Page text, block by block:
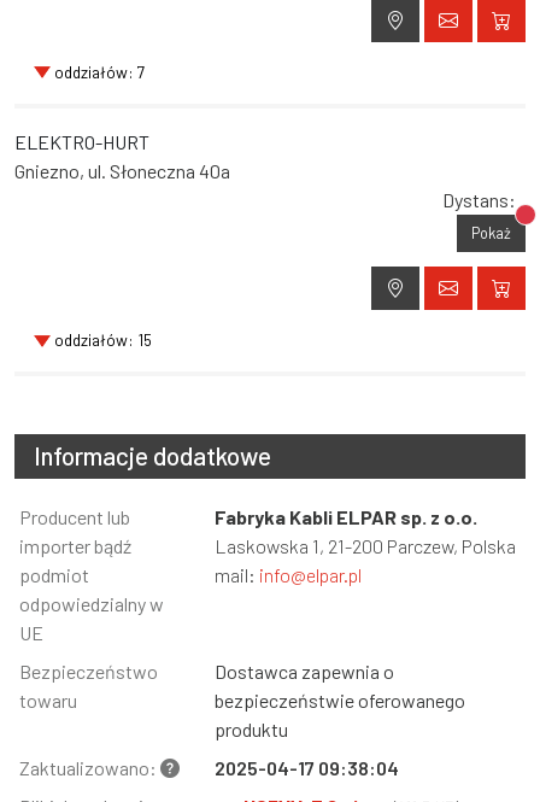
oddziałów: 7
ELEKTRO-HURT
Gniezno, ul. Słoneczna 40a
Dystans:
Pokaż
oddziałów: 15
Informacje dodatkowe
Informacja
Wartość
Producent lub
importer bądź
podmiot
odpowiedzialny w
UE
Fabryka Kabli ELPAR sp. z o.o.
Laskowska 1, 21-200 Parczew, Polska
mail: info@elpar.pl
Bezpieczeństwo
towaru
Dostawca zapewnia o
bezpieczeństwie oferowanego
produktu
Zaktualizowano:
2025-04-17 09:38:04